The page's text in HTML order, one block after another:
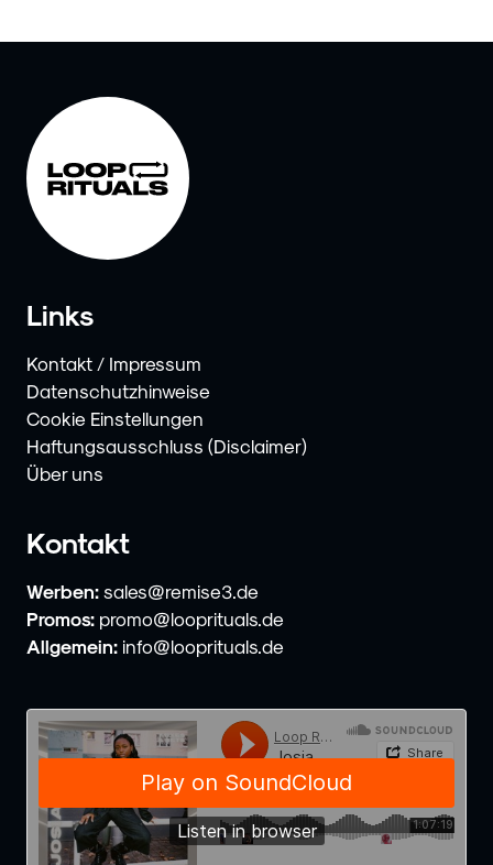
Links
Kontakt / Impressum
Datenschutzhinweise
Cookie Einstellungen
Haftungsausschluss (Disclaimer)
Über uns
Kontakt
Werben: sales@remise3.de
Promos: promo@looprituals.de
Allgemein: info@looprituals.de